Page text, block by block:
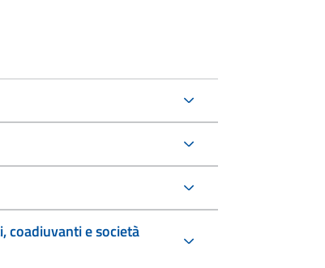
coadiuvanti e società